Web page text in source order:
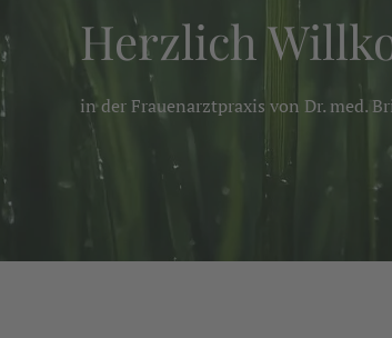
Herzlich
in der Frauenarztpraxis von Dr. med.